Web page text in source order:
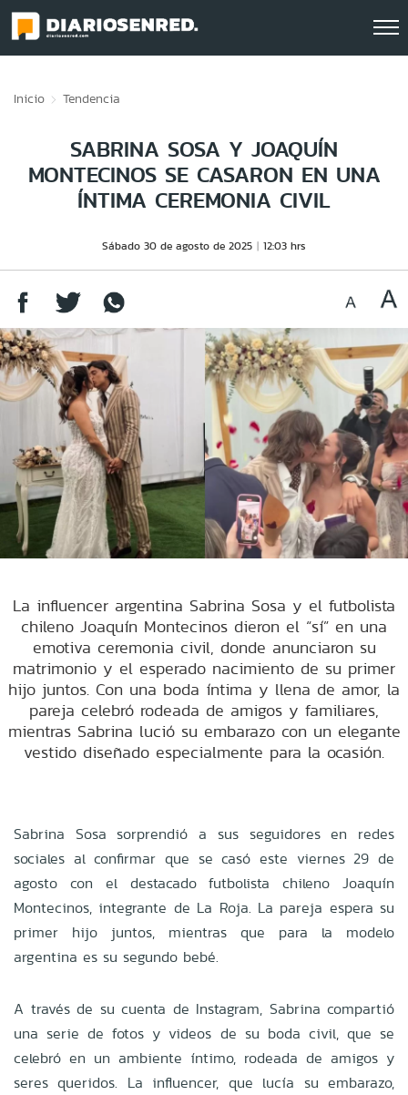
Inicio Tendencia
SABRINA SOSA Y JOAQUÍN
MONTECINOS SE CASARON EN UNA
ÍNTIMA CEREMONIA CIVIL
Sábado 30 de agosto de 2025 12:03 hrs
La influencer argentina Sabrina Sosa y el futbolista
chileno Joaquín Montecinos dieron el “sí” en una
emotiva ceremonia civil, donde anunciaron su
matrimonio y el esperado nacimiento de su primer
hijo juntos. Con una boda íntima y llena de amor, la
pareja celebró rodeada de amigos y familiares,
mientras Sabrina lució su embarazo con un elegante
vestido diseñado especialmente para la ocasión.
Sabrina Sosa sorprendió a sus seguidores en redes
sociales al confirmar que se casó este viernes 29 de
agosto con el destacado futbolista chileno Joaquín
Montecinos, integrante de La Roja. La pareja espera su
primer hijo juntos, mientras que para la modelo
argentina es su segundo bebé.
A través de su cuenta de Instagram, Sabrina compartió
una serie de fotos y videos de su boda civil, que se
celebró en un ambiente íntimo, rodeada de amigos y
seres queridos. La influencer, que lucía su embarazo,